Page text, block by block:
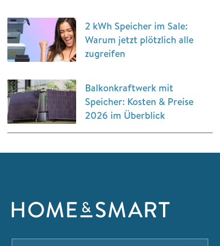
2 kWh Speicher im Sale:
Warum jetzt plötzlich alle
zugreifen
Balkonkraftwerk mit
Speicher: Kosten & Preise
2026 im Überblick